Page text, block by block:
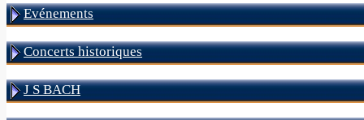
Evénements
Concerts historiques
J S BACH